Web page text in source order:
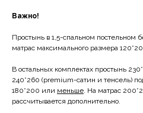
Важно!
Простынь в 1,5-спальном постельном
матрас максимального размера
В остальных комплектах простынь
240*260 (premium-сатин и тенсель)
180*200 или меньше. На матрас
рассчитывается дополнительно.